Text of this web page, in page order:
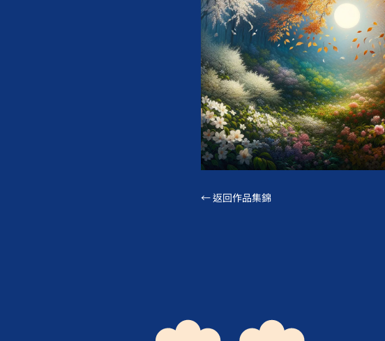
← 返回作品集錦